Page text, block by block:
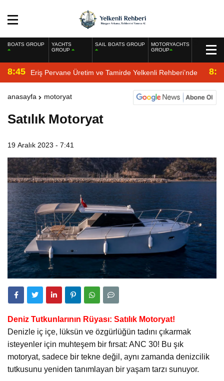
BOATS GROUP
YACHTS
GROUP
SAIL BOATS GROUP
MOTORYACHTS
GROUP
8:45 Eriş Pervane Üretim ve Tamirde Yelkenli Rehberi’nde
anasayfa motoryat
Satılık Motoryat
19 Aralık 2023 - 7:41
Deniz Tutkunlarının Rüyası: Satılık Motoryat!
Denizle iç içe, lüksün ve özgürlüğün tadını çıkarmak
isteyenler için muhteşem bir fırsat: ANC 30! Bu şık
motoryat, sadece bir tekne değil, aynı zamanda denizcilik
tutkusunu yeniden tanımlayan bir yaşam tarzı sunuyor.